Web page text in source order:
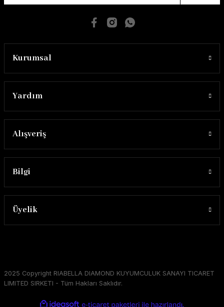
Kurumsal
Yardım
Alışveriş
Bilgi
Üyelik
2025 Copyright RIABELLA DIAMOND KUYUMCULUK SANAYI TICARET
LIMITED SIRKETI - Tüm Hakları Saklıdır.
ideasoft e-